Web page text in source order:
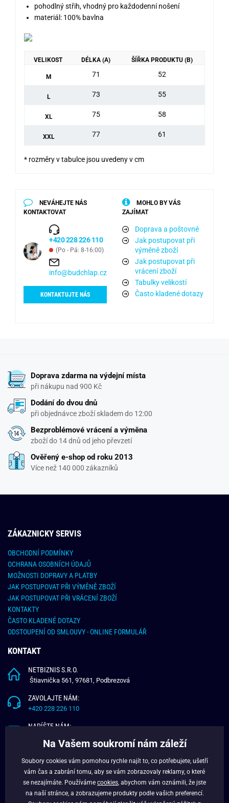
pohodlný střih, vhodný pro každodenní nošení
materiál: 100% bavlna
VELIKOST DÉLKA (A) ŠÍŘKA PRODUKTU (B)
M 71 52
L 73 55
XL 75 58
XXL 77 61
* rozměry v tabulce jsou uvedeny v cm
NEVÁHEJTE NÁS
KONTAKTOVAT
+420 228 226 110
(Po - Pá: 8-16:00)
info@budchlap.cz
KONTAKTUJTE NÁS
MOHLO BY VÁS
ZAJÍMAT
Doprava a poštovné
Jak postupovat při
výměně zboží
Jak postupovat při
vrácení zboží
Tabulky velikostí
Často kladené dotazy
Doprava zdarma na výdejní místa
při nákupu nad 900 Kč
Dodání do dvou dnů
při objednávce zboží skladem do 12:00
Bezproblémové vrácení a výměna
zboží do 14 dnů od jeho převzetí
Ověřený e-shop od roku 2013
Více než 140 000 zákazníků
ZÁKAZNICKY SERVIS
OBCHODNÍ PODMÍNKY
OCHRANA OSOBNÍCH ÚDAJŮ
MOŽNOSTI DOPRAVY A PLATBY
JAK POSTUPOVAT PŘI VÝMĚNĚ ZBOŽÍ
JAK POSTUPOVAT PŘI VRÁCENÍ ZBOŽÍ
KONTAKTY
ČASTO KLADENÉ DOTAZY
ODSTOUPENÍ OD SMLOUVY - ONLINE FORMULÁŘ
KONTAKT
NETBIZNIS S.R.O.
Štiavnička 561, 97681, Podbrezová
ZAVOLAJTE NÁM:
+420 228 226 110
NAPÍŠTE NÁM:
O NÁS
VĚRNOSTNÍ PROGRAM
Na Vašem soukromí nám záleží
Soubory cookies vám pomohou rychle najít to, co potřebujete, ušetří
vám čas a zabrání tomu, aby se vám zobrazovaly reklamy, o které
se nezajímáte. Používáme cookies , abychom vám oznámili, že jste
na naší stránce, a zobrazujeme produkty podle vašich preferencí.